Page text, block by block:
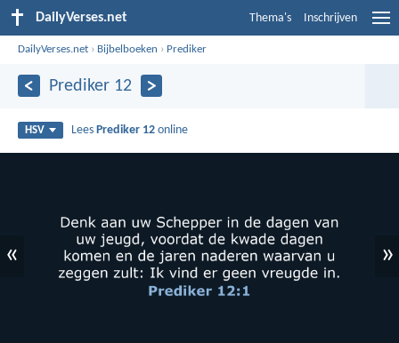
DailyVerses.net Thema's Inschrijven
DailyVerses.net › Bijbelboeken › Prediker
Prediker 12
HSV Lees Prediker 12 online
« »